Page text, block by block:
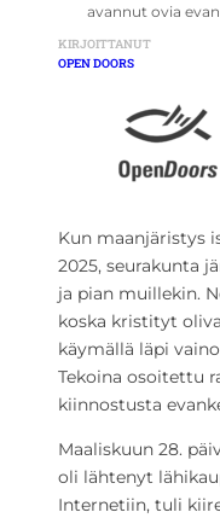
avannut ovia
KIRJOITTANUT
OPEN DOORS
Kun maanjäristys
2025, seurakunta
ja pian muillekin.
koska kristityt
käymällä läpi
Tekoina osoitettu
kiinnostusta
Maaliskuun 28.
oli lähtenyt
Internetiin, tuli